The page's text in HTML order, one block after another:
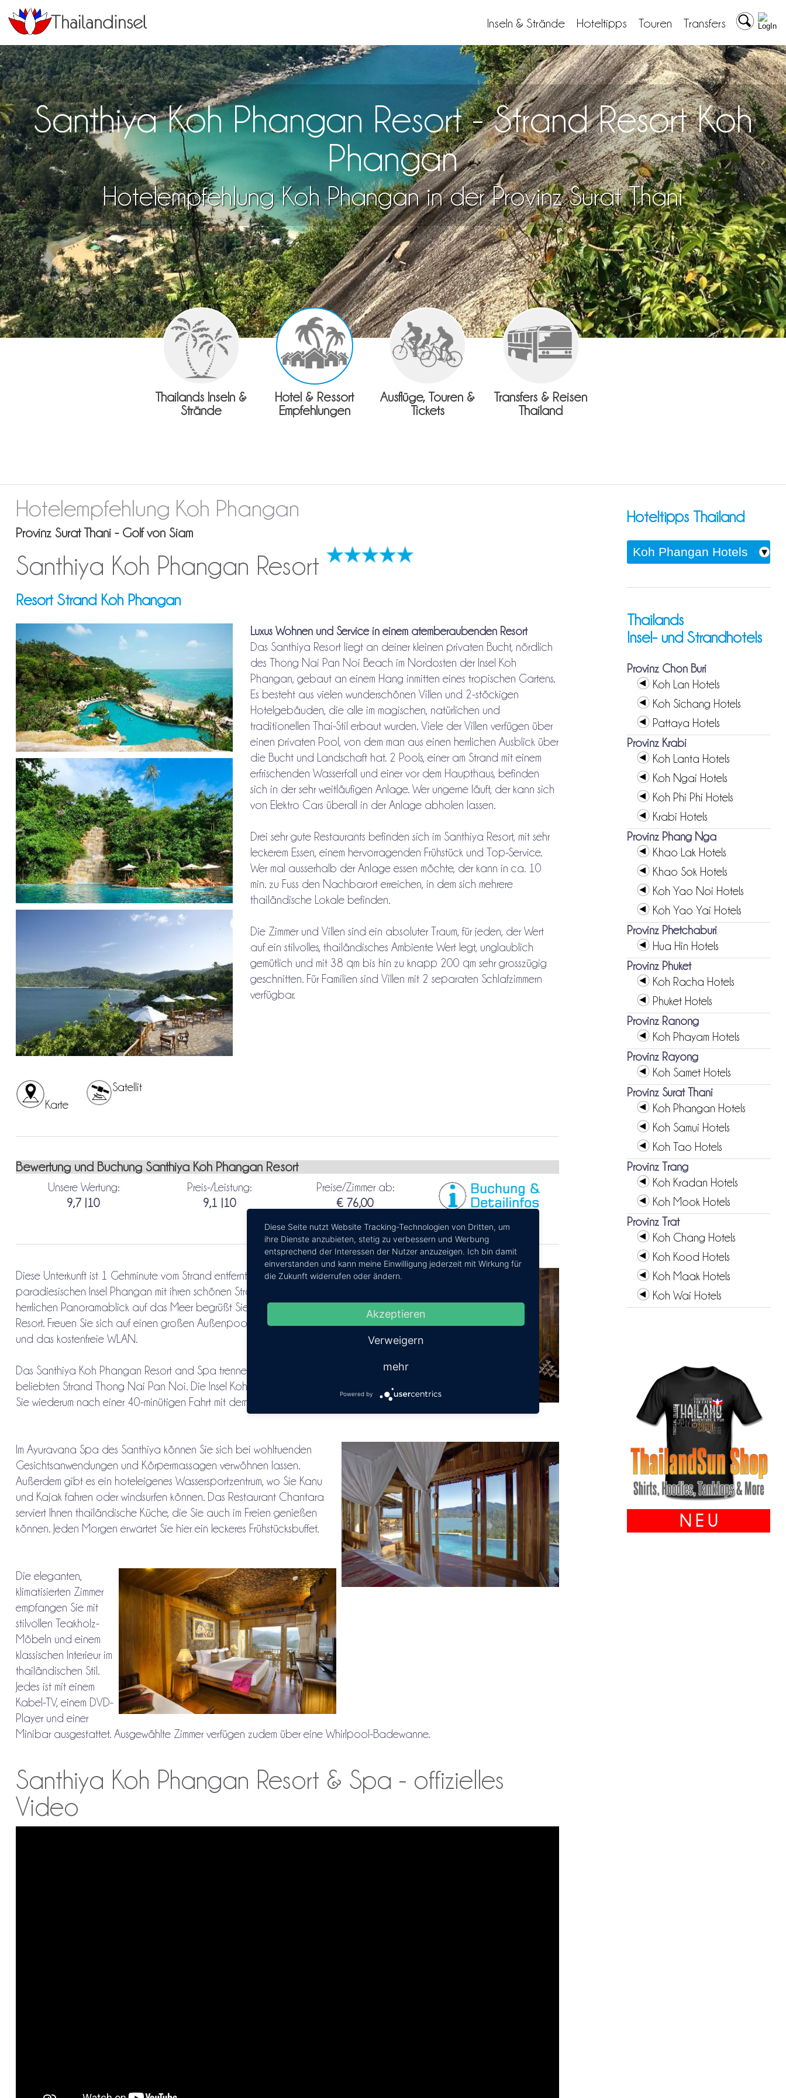
Transfers
Touren
Hoteltipps
Inseln & Strände
Santhiya Koh Phangan Resort - Strand Resort Koh
Phangan
Hotelempfehlung Koh Phangan in der Provinz Surat Thani
Thailands Inseln &
Strände
Hotel & Ressort
Empfehlungen
Ausflüge, Touren &
Tickets
Transfers & Reisen
Thailand
Hotelempfehlung Koh Phangan
Provinz Surat Thani - Golf von Siam
Santhiya Koh Phangan Resort
Resort Strand Koh Phangan
Karte
Satellit
Luxus Wohnen und Service in einem atemberaubenden Resort
Das Santhiya Resort liegt an deiner kleinen privaten Bucht, nördlich
des Thong Nai Pan Noi Beach im Nordosten der Insel Koh
Phangan, gebaut an einem Hang inmitten eines tropischen Gartens.
Es besteht aus vielen wunderschönen Villen und 2-stöckigen
Hotelgebäuden, die alle im magischen, natürlichen und
traditionellen Thai-Stil erbaut wurden. Viele der Villen verfügen über
einen privaten Pool, von dem man aus einen herrlichen Ausblick über
die Bucht und Landschaft hat. 2 Pools, einer am Strand mit einem
erfrischenden Wasserfall und einer vor dem Haupthaus, befinden
sich in der sehr weitläufigen Anlage. Wer ungerne läuft, der kann sich
von Elektro Cars überall in der Anlage abholen lassen.
Drei sehr gute Restaurants befinden sich im Santhiya Resort, mit sehr
leckerem Essen, einem hervorragenden Frühstück und Top-Service.
Wer mal ausserhalb der Anlage essen möchte, der kann in ca. 10
min. zu Fuss den Nachbarort erreichen, in dem sich mehrere
thailändische Lokale befinden.
Die Zimmer und Villen sind ein absoluter Traum, für jeden, der Wert
auf ein stilvolles, thailändisches Ambiente Wert legt, unglaublich
gemütlich und mit 38 qm bis hin zu knapp 200 qm sehr grosszügig
geschnitten. Für Familien sind Villen mit 2 separaten Schlafzimmern
verfügbar.
Bewertung und Buchung Santhiya Koh Phangan Resort
Unsere Wertung:
9,7 |10
Preis-/Leistung:
9,1 |10
Preise/Zimmer ab:
€ 76,00
Diese Unterkunft ist 1 Gehminute vom Strand entfernt. Auf der
paradiesischen Insel Phangan mit ihren schönen Stränden und dem
herrlichen Panoramablick auf das Meer begrüßt Sie dieses schöne
Resort. Freuen Sie sich auf einen großen Außenpool, einen Fitnessraum
und das kostenfreie WLAN.
Das Santhiya Koh Phangan Resort and Spa trennen nur 160 m vom
beliebten Strand Thong Nai Pan Noi. Die Insel Koh Samui erreichen
Sie wiederum nach einer 40-minütigen Fahrt mit dem Schnellboot.
Im Ayuravana Spa des Santhiya können Sie sich bei wohltuenden
Gesichtsanwendungen und Körpermassagen verwöhnen lassen.
Außerdem gibt es ein hoteleigenes Wassersportzentrum, wo Sie Kanu
und Kajak fahren oder windsurfen können. Das Restaurant Chantara
serviert Ihnen thailändische Küche, die Sie auch im Freien genießen
können. Jeden Morgen erwartet Sie hier ein leckeres Frühstücksbuffet.
Die eleganten,
klimatisierten Zimmer
empfangen Sie mit
stilvollen Teakholz-
Möbeln und einem
klassischen Interieur im
thailändischen Stil.
Jedes ist mit einem
Kabel-TV, einem DVD-
Player und einer
Minibar ausgestattet. Ausgewählte Zimmer verfügen zudem über eine Whirlpool-Badewanne.
Santhiya Koh Phangan Resort & Spa - offizielles
Video
Hoteltipps Thailand
Thailands
Insel- und Strandhotels
Provinz Chon Buri
Koh Lan Hotels
Koh Sichang Hotels
Pattaya Hotels
Provinz Krabi
Koh Lanta Hotels
Koh Ngai Hotels
Koh Phi Phi Hotels
Krabi Hotels
Provinz Phang Nga
Khao Lak Hotels
Khao Sok Hotels
Koh Yao Noi Hotels
Koh Yao Yai Hotels
Provinz Phetchaburi
Hua Hin Hotels
Provinz Phuket
Koh Racha Hotels
Phuket Hotels
Provinz Ranong
Koh Phayam Hotels
Provinz Rayong
Koh Samet Hotels
Provinz Surat Thani
Koh Phangan Hotels
Koh Samui Hotels
Koh Tao Hotels
Provinz Trang
Koh Kradan Hotels
Koh Mook Hotels
Provinz Trat
Koh Chang Hotels
Koh Kood Hotels
Koh Maak Hotels
Koh Wai Hotels
N E U
Diese Seite nutzt Website Tracking-Technologien von Dritten, um
ihre Dienste anzubieten, stetig zu verbessern und Werbung
entsprechend der Interessen der Nutzer anzuzeigen. Ich bin damit
einverstanden und kann meine Einwilligung jederzeit mit Wirkung für
die Zukunft widerrufen oder ändern.
Akzeptieren
Verweigern
mehr
Powered by